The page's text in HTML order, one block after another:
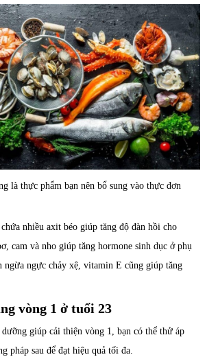
là thực phẩm bạn nên bổ sung vào thực đơn
nhiều axit béo giúp tăng độ đàn hồi cho
cam và nho giúp tăng hormone sinh dục ở phụ
ngực chảy xệ, vitamin E cũng giúp tăng
vòng 1 ở tuổi 23
giúp cải thiện vòng 1, bạn có thể thử áp
pháp sau để đạt hiệu quả tối đa.